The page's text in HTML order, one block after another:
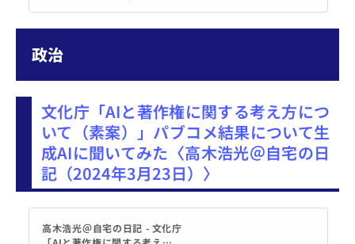
政治
文化庁「AIと著作権に関する考え方につ
いて（素案）」パブコメ結果について生
成AIに聞いてみた〈高木浩光＠自宅の日
記（2024年3月23日）〉
高木浩光＠自宅の日記 - 文化庁